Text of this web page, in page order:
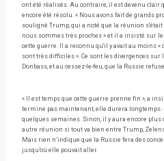
ont été réalisés. Au contraire, il est devenu clair
encore été résolu. « Nous avons fait de grands
souligné Trump, qui a noté que la réunion s'était
nous sommes très proches » et il a insisté sur
cette guerre. Il a reconnu qu'il y avait au moins
sont très difficiles ». Ce sont les divergences
Donbass, et au cessez-le-feu, que la Russie
« Il est temps que cette guerre prenne fin », a
termine pas maintenant, elle durera longtemps.
quelques semaines. Sinon, il y aura encore plus
autre réunion si tout va bien entre Trump,
Mais rien n’indique que la Russie fera des
jusqu’où elle pouvait aller.